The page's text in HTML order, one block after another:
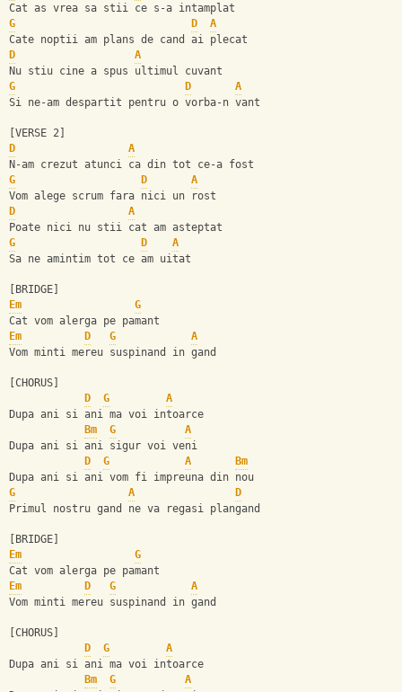
Cat as vrea sa stii ce s-a intamplat
G
D
A
Cate noptii am plans de cand ai plecat
D
A
Nu stiu cine a spus ultimul cuvant
G
D
A
Si ne-am despartit pentru o vorba-n vant
[VERSE 2]
D
A
N-am crezut atunci ca din tot ce-a fost
G
D
A
Vom alege scrum fara nici un rost
D
A
Poate nici nu stii cat am asteptat
G
D
A
Sa ne amintim tot ce am uitat
[BRIDGE]
Em
G
Cat vom alerga pe pamant
Em
D G
A
Vom minti mereu suspinand in gand
[CHORUS]
D
G
A
Dupa ani si ani ma voi intoarce
Bm
G
A
Dupa ani si ani sigur voi veni
D
G A
Bm
Dupa ani si ani vom fi impreuna din nou
G
A
D
Primul nostru gand ne va regasi plangand
[BRIDGE]
Em
G
Cat vom alerga pe pamant
Em
D G
A
Vom minti mereu suspinand in gand
[CHORUS]
D
G
A
Dupa ani si ani ma voi intoarce
Bm
G
A